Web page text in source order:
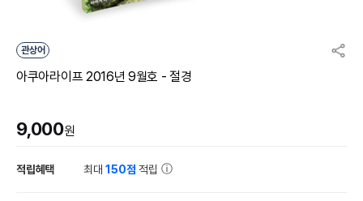
관상어
아쿠아라이프 2016년 9월호 - 절경
9,000원
적립혜택 최대150점 적립